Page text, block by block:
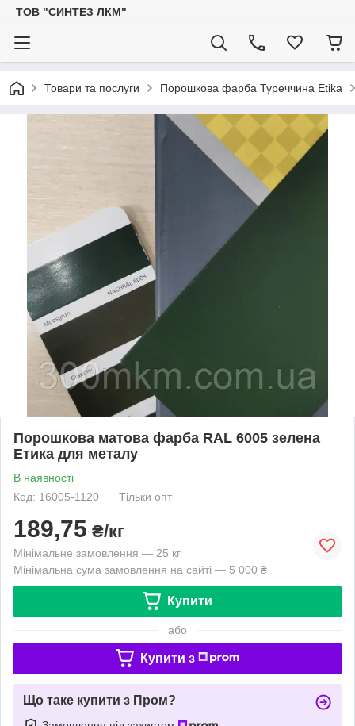
ТОВ "СИНТЕЗ ЛКМ"
Товари та послуги Порошкова фарба Туреччина Etika
Порошкова матова фарба RAL 6005 зелена
Етика для металу
В наявності
Код: 16005-1120
Тільки опт
189,75 ₴/кг
Мінімальне замовлення — 25 кг
Мінімальна сума замовлення на сайті — 5 000 ₴
Купити
або
Купити з
Що таке купити з Пром?